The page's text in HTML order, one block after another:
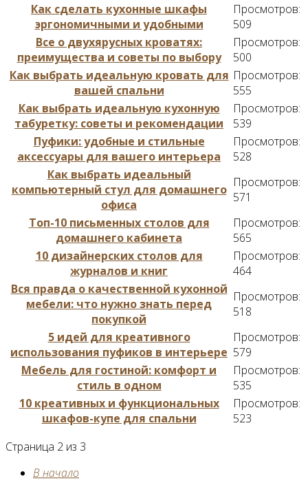
Как сделать кухонные шкафы
эргономичными и удобными
Просмотров:
509
Все о двухярусных кроватях:
преимущества и советы по выбору
Просмотров:
500
Как выбрать идеальную кровать для
вашей спальни
Просмотров:
555
Как выбрать идеальную кухонную
табуретку: советы и рекомендации
Просмотров:
539
Пуфики: удобные и стильные
аксессуары для вашего интерьера
Просмотров:
528
Как выбрать идеальный
компьютерный стул для домашнего
офиса
Просмотров:
571
Топ-10 письменных столов для
домашнего кабинета
Просмотров:
565
10 дизайнерских столов для
журналов и книг
Просмотров:
464
Вся правда о качественной кухонной
мебели: что нужно знать перед
покупкой
Просмотров:
518
5 идей для креативного
использования пуфиков в интерьере
Просмотров:
579
Мебель для гостиной: комфорт и
стиль в одном
Просмотров:
535
10 креативных и функциональных
шкафов-купе для спальни
Просмотров:
523
Страница 2 из 3
В начало